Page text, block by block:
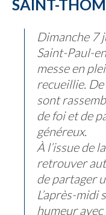
SAINT-
Dimanche 7
Saint-Paul-
messe en
recueillie.
sont
de foi et de
généreux.
À l’issue de
retrouver
de partager
L’après-midi
humeur